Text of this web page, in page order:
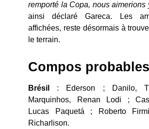
remporté la Copa, nous aimerions
ainsi déclaré Gareca. Les
affichées, reste désormais à
le terrain.
Compos probables
Brésil
: Ederson ; Danilo,
Marquinhos, Renan Lodi ;
Lucas Paquetá ; Roberto
Richarlison.